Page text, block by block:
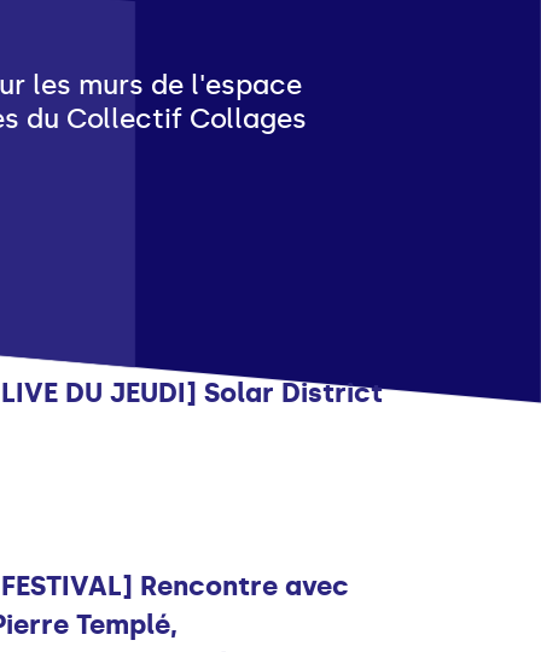
les murs de l'espace
du Collectif Collages
DU JEUDI] Solar District
Rencontre avec
Templé,